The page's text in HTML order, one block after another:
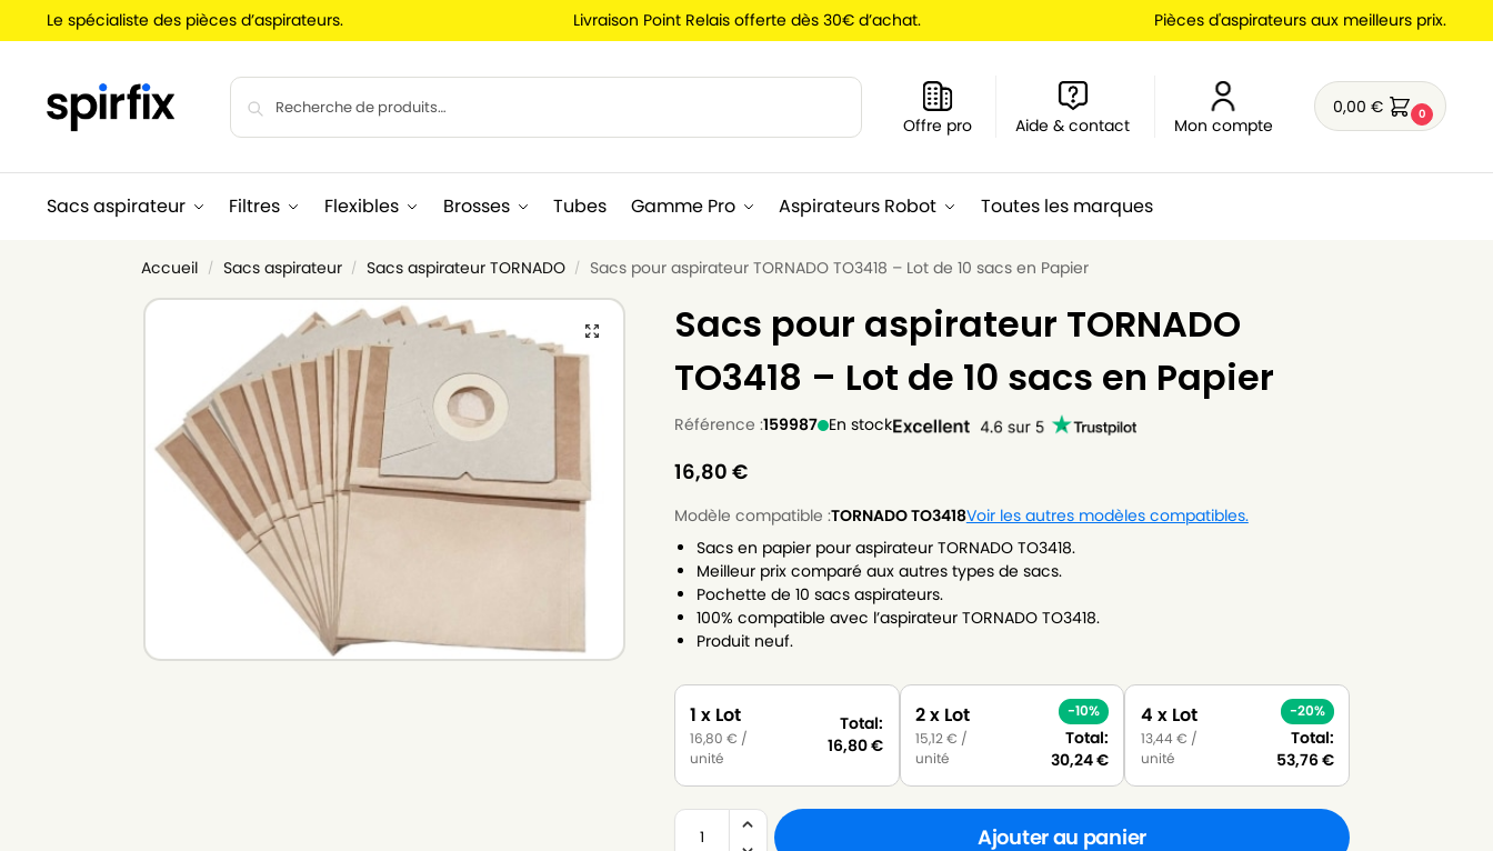
Le spécialiste des pièces d’aspirateurs. Livraison Point Relais offerte dès 30€ d’achat. Pièces d'aspirateurs aux meilleurs prix.
Offre pro Aide & contact Mon compte
0,00€ 0
Sacs aspirateur Filtres Flexibles Brosses Tubes Gamme Pro Aspirateurs Robot Toutes les marques
Accueil / Sacs aspirateur / Sacs aspirateur TORNADO / Sacs pour aspirateur TORNADO TO3418 – Lot de 10 sacs en Papier
Sacs pour aspirateur TORNADO
TO3418 – Lot de 10 sacs en Papier
Référence :159987 En stock
16,80 €
Modèle compatible :TORNADO TO3418Voir les autres modèles compatibles.
Sacs en papier pour aspirateur TORNADO TO3418.
Meilleur prix comparé aux autres types de sacs.
Pochette de 10 sacs aspirateurs.
100% compatible avec l’aspirateur TORNADO TO3418.
Produit neuf.
1 x Lot
16,80€ /
unité
Total:
16,80€
2 x Lot
15,12€ /
unité
-10%
Total:
30,24€
4 x Lot
13,44€ /
unité
-20%
Total:
53,76€
Ajouter au panier